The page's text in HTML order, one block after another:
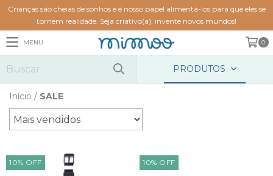
Crianças são cheias de sonhos e é nosso papel alimentá-los para que eles se
tornem realidade. Seja criativo(a), invente novos mundos!
MENU 0
PRODUTOS
Início / SALE
10% OFF 10% OFF